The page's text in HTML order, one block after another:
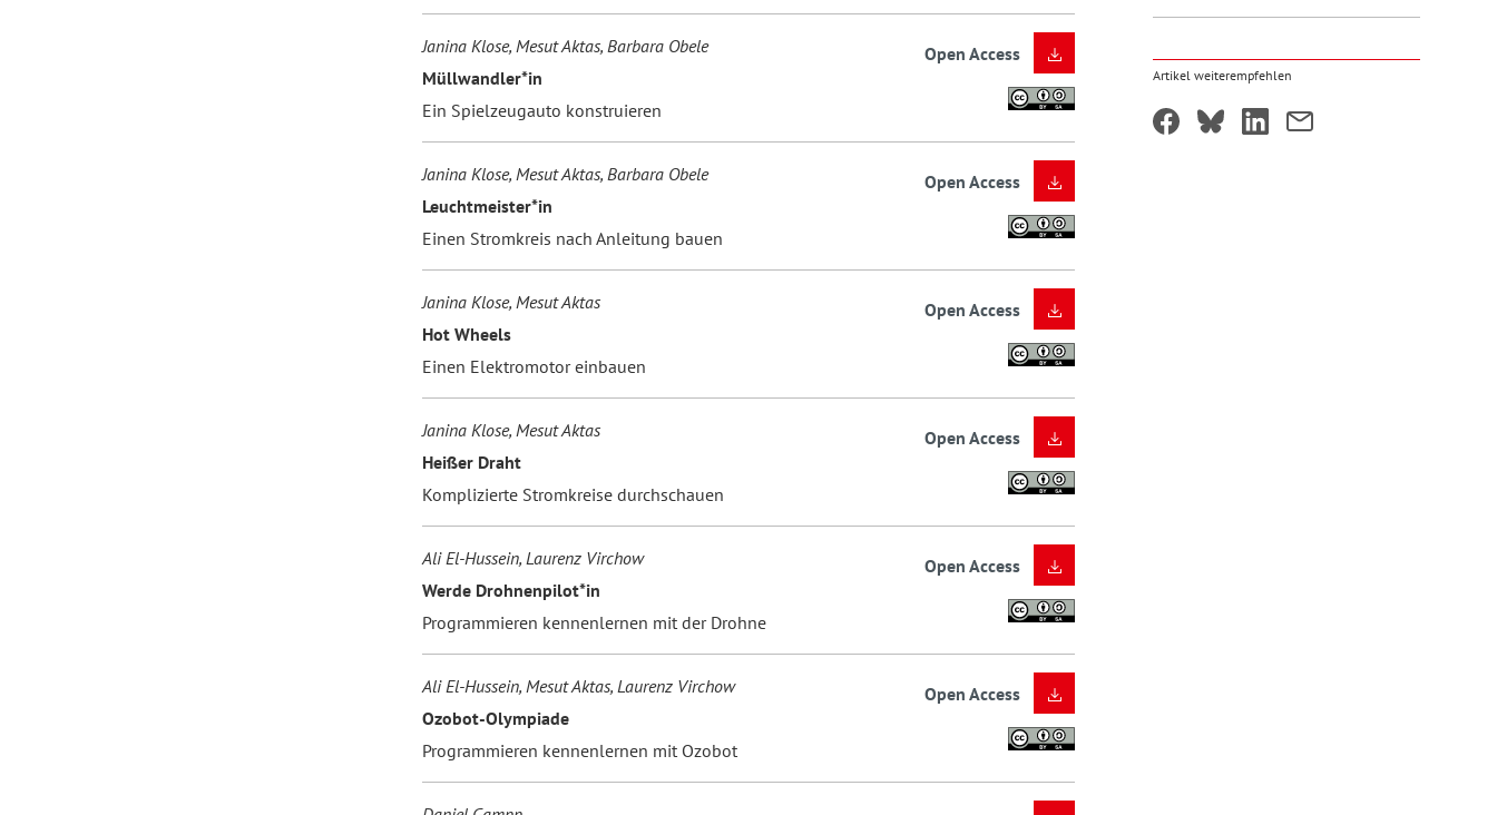
Janina Klose, Mesut Aktas, Barbara Obele
Müllwandler*in
Ein Spielzeugauto konstruieren
Open Access
Janina Klose, Mesut Aktas, Barbara Obele
Leuchtmeister*in
Einen Stromkreis nach Anleitung bauen
Open Access
Janina Klose, Mesut Aktas
Hot Wheels
Einen Elektromotor einbauen
Open Access
Janina Klose, Mesut Aktas
Heißer Draht
Komplizierte Stromkreise durchschauen
Open Access
Ali El-Hussein, Laurenz Virchow
Werde Drohnenpilot*in
Programmieren kennenlernen mit der Drohne
Open Access
Ali El-Hussein, Mesut Aktas, Laurenz Virchow
Ozobot-Olympiade
Programmieren kennenlernen mit Ozobot
Open Access
Artikel weiterempfehlen